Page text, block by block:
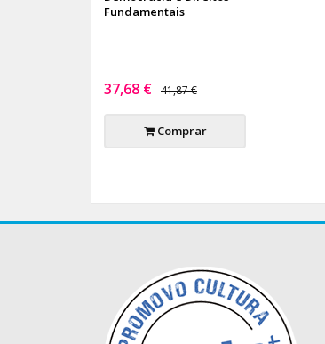
Fundamentais
37,68 € 41,87 €
Comprar